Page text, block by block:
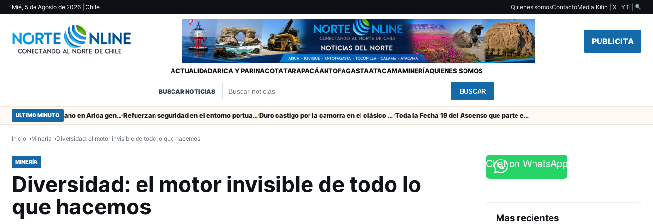
Mié, 5 de Agosto de 2026 | Chile Quienes somosContactoMedia Kitin | X | YT |
PUBLICITA
ACTUALIDADARICA Y PARINACOTATARAPACÁANTOFAGASTAATACAMAMINERÍAQUIENES SOMOS
BUSCAR NOTICIAS BUSCAR
ULTIMO MINUTO Obras de Aguas del Altiplano en Arica generan puestos de trabajo Refuerzan seguridad en el entorno portuario de Arica Duro castigo por la camorra en el clásico Arica-Iquique Toda la Fecha 19 del Ascenso que parte este viernes
Inicio Minería Diversidad: el motor invisible de todo lo que hacemos
MINERÍA
Diversidad: el motor invisible de todo lo
que hacemos
Chat on WhatsApp
Mas recientes